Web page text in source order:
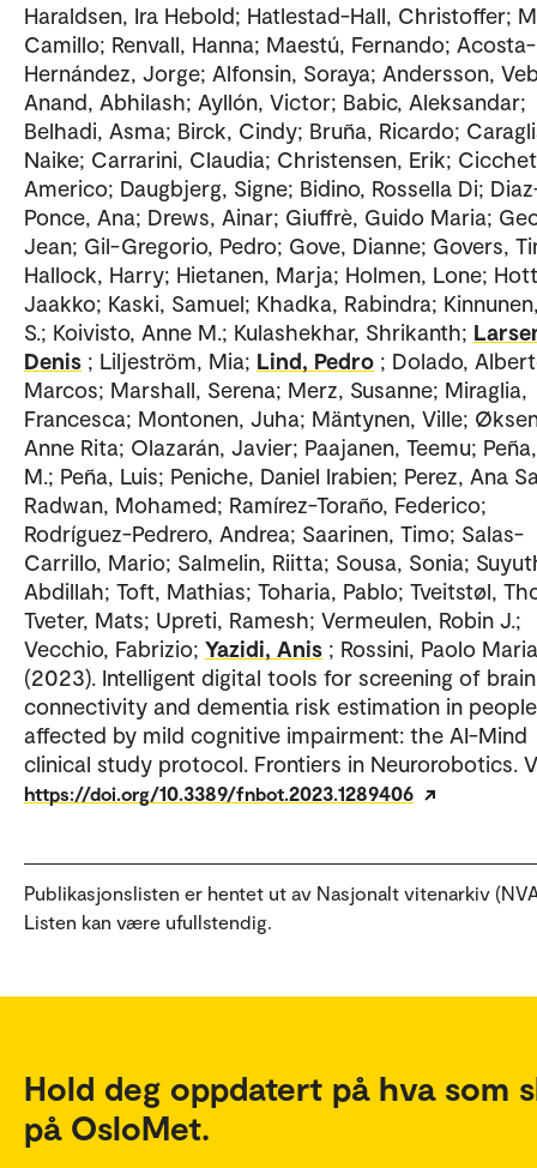
Haraldsen, Ira Hebold; Hatlestad-Hall, Christoffer;
Camillo; Renvall, Hanna; Maestú, Fernando; Acosta-
Hernández, Jorge; Alfonsin, Soraya; Andersson,
Anand, Abhilash; Ayllón, Victor; Babic, Aleksandar;
Belhadi, Asma; Birck, Cindy; Bruña, Ricardo;
Naike; Carrarini, Claudia; Christensen, Erik;
Americo; Daugbjerg, Signe; Bidino, Rossella Di;
Ponce, Ana; Drews, Ainar; Giuffrè, Guido Maria;
Jean; Gil-Gregorio, Pedro; Gove, Dianne; Govers,
Hallock, Harry; Hietanen, Marja; Holmen, Lone;
Jaakko; Kaski, Samuel; Khadka, Rabindra;
S.; Koivisto, Anne M.; Kulashekhar, Shrikanth;
Denis ; Liljeström, Mia; Lind, Pedro ; Dolado,
Marcos; Marshall, Serena; Merz, Susanne; Miraglia,
Francesca; Montonen, Juha; Mäntynen, Ville;
Anne Rita; Olazarán, Javier; Paajanen, Teemu;
M.; Peña, Luis; Peniche, Daniel lrabien; Perez, Ana
Radwan, Mohamed; Ramírez-Toraño, Federico;
Rodríguez-Pedrero, Andrea; Saarinen, Timo; Salas-
Carrillo, Mario; Salmelin, Riitta; Sousa, Sonia;
Abdillah; Toft, Mathias; Toharia, Pablo; Tveitstøl,
Tveter, Mats; Upreti, Ramesh; Vermeulen, Robin J.;
Vecchio, Fabrizio; Yazidi, Anis ; Rossini, Paolo Maria
(2023). Intelligent digital tools for screening of brain
connectivity and dementia risk estimation in people
affected by mild cognitive impairment: the AI-Mind
clinical study protocol. Frontiers in Neurorobotics.
https://doi.org/10.3389/fnbot.2023.1289406
Publikasjonslisten er hentet ut av Nasjonalt vitenarkiv
Listen kan være ufullstendig.
Hold deg oppdatert på hva som
på OsloMet.